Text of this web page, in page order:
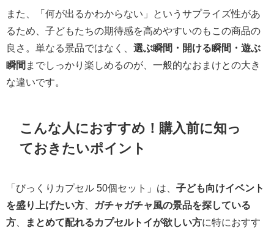
また、「何が出るかわからない」というサプライズ性があ
るため、子どもたちの期待感を高めやすいのもこの商品の
良さ。単なる景品ではなく、 選ぶ瞬間・開ける瞬間・遊ぶ
瞬間 までしっかり楽しめるのが、一般的なおまけとの大き
な違いです。
こんな人におすすめ！購入前に知っ
ておきたいポイント
「びっくりカプセル 50個セット」は、 子ども向けイベント
を盛り上げたい方
ガチャガチャ風の景品を探している
方
まとめて配れるカプセルトイが欲しい方に特におすす